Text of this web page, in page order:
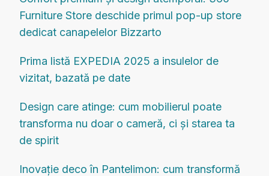
Furniture Store deschide primul pop-up store
dedicat canapelelor Bizzarto
Prima listă EXPEDIA 2025 a insulelor de
vizitat, bazată pe date
Design care atinge: cum mobilierul poate
transforma nu doar o cameră, ci și starea ta
de spirit
Inovație deco în Pantelimon: cum transformă